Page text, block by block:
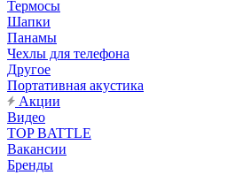
Термосы
Шапки
Панамы
Чехлы для телефона
Другое
Портативная акустика
Акции
Видео
TOP BATTLE
Вакансии
Бренды